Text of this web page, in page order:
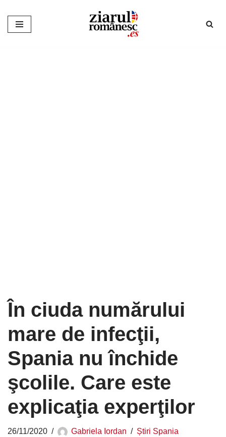
Sari
În ciuda numărului
mare de infecţii,
Spania nu închide
şcolile. Care este
explicaţia experţilor
26/11/2020 Gabriela Iordan Știri Spania